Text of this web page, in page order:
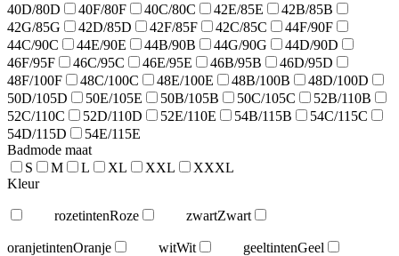
40D/80D
40F/80F 40C/80C 42E/85E
42B/85B
42G/85G
42D/85D 42F/85F 42C/85C
44F/90F
44C/90C
44E/90E 44B/90B 44G/90G
44D/90D
46F/95F
46C/95C 46E/95E 46B/95B
46D/95D
48F/100F
48C/100C 48E/100E 48B/100B
48D/100D
50D/105D
50E/105E 50B/105B 50C/105C
52B/110B
52C/110C
52D/110D 52E/110E 54B/115B
54C/115C
54D/115D
54E/115E
Badmode maat
S
M L XL XXL
XXXL
Kleur
rozetintenRoze zwartZwart
oranjetintenOranje witWit geeltintenGeel